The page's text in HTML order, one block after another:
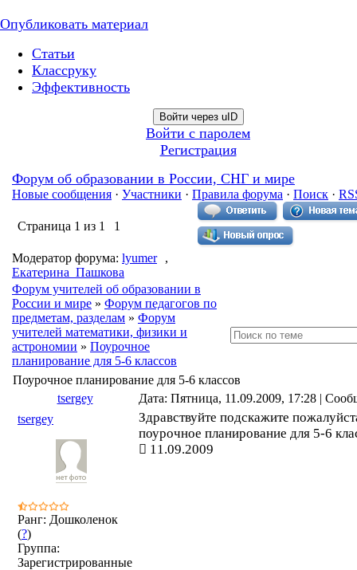
Опубликовать материал
Статьи
Классруку
Эффективность
Войти через uID
Войти с паролем
Регистрация
Форум об образовании в России, СНГ и мире
Новые сообщения · Участники · Правила форума · Поиск ·
Страница 1 из 1 1
Модератор форума: lyumer
,
Екатерина_Пашкова
Форум учителей об образовании в
России и мире » Форум педагогов по
предметам, разделам » Форум
учителей математики, физики и
астрономии » Поурочное
планирование для 5-6 классов
Поурочное планирование для 5-6 классов
tsergey
Дата: Пятница, 11.09.2009, 17:28 |
tsergey
Ранг: Дошколенок
(?)
Группа:
Зарегистрированные
Здравствуйте подскажите
поурочное планирование для 5-6
11.09.2009